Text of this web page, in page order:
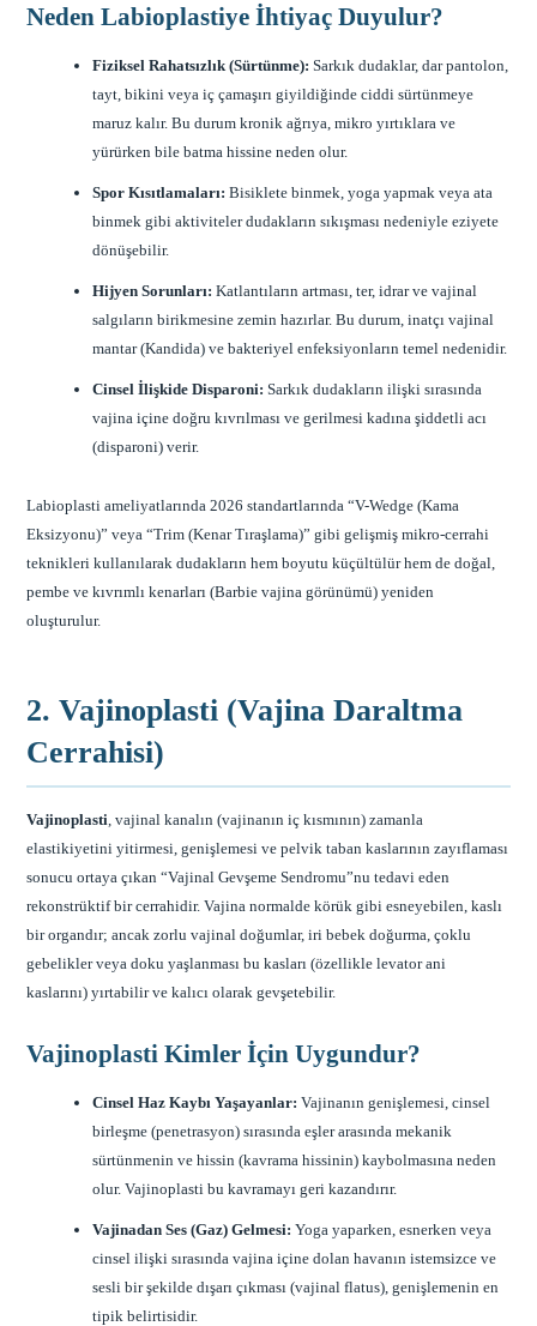
Neden Labioplastiye İhtiyaç Duyulur?
Fiziksel Rahatsızlık (Sürtünme): Sarkık dudaklar, dar pantolon,
tayt, bikini veya iç çamaşırı giyildiğinde ciddi sürtünmeye
maruz kalır. Bu durum kronik ağrıya, mikro yırtıklara ve
yürürken bile batma hissine neden olur.
Spor Kısıtlamaları: Bisiklete binmek, yoga yapmak veya ata
binmek gibi aktiviteler dudakların sıkışması nedeniyle eziyete
dönüşebilir.
Hijyen Sorunları: Katlantıların artması, ter, idrar ve vajinal
salgıların birikmesine zemin hazırlar. Bu durum, inatçı vajinal
mantar (Kandida) ve bakteriyel enfeksiyonların temel nedenidir.
Cinsel İlişkide Disparoni: Sarkık dudakların ilişki sırasında
vajina içine doğru kıvrılması ve gerilmesi kadına şiddetli acı
(disparoni) verir.
Labioplasti ameliyatlarında 2026 standartlarında “V-Wedge (Kama
Eksizyonu)” veya “Trim (Kenar Tıraşlama)” gibi gelişmiş mikro-cerrahi
teknikleri kullanılarak dudakların hem boyutu küçültülür hem de doğal,
pembe ve kıvrımlı kenarları (Barbie vajina görünümü) yeniden
oluşturulur.
2. Vajinoplasti (Vajina Daraltma
Cerrahisi)
Vajinoplasti , vajinal kanalın (vajinanın iç kısmının) zamanla
elastikiyetini yitirmesi, genişlemesi ve pelvik taban kaslarının zayıflaması
sonucu ortaya çıkan “Vajinal Gevşeme Sendromu”nu tedavi eden
rekonstrüktif bir cerrahidir. Vajina normalde körük gibi esneyebilen, kaslı
bir organdır; ancak zorlu vajinal doğumlar, iri bebek doğurma, çoklu
gebelikler veya doku yaşlanması bu kasları (özellikle levator ani
kaslarını) yırtabilir ve kalıcı olarak gevşetebilir.
Vajinoplasti Kimler İçin Uygundur?
Cinsel Haz Kaybı Yaşayanlar: Vajinanın genişlemesi, cinsel
birleşme (penetrasyon) sırasında eşler arasında mekanik
sürtünmenin ve hissin (kavrama hissinin) kaybolmasına neden
olur. Vajinoplasti bu kavramayı geri kazandırır.
Vajinadan Ses (Gaz) Gelmesi: Yoga yaparken, esnerken veya
cinsel ilişki sırasında vajina içine dolan havanın istemsizce ve
sesli bir şekilde dışarı çıkması (vajinal flatus), genişlemenin en
tipik belirtisidir.